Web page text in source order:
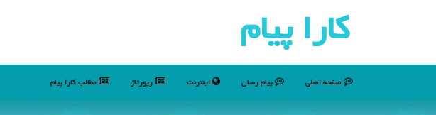
كارا پیام
صفحه اصلی پیام رسان اینترنت رپورتاژ مطالب كارا پیام